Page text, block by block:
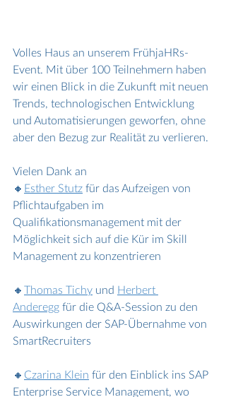
Volles Haus an unserem FrühjaHRs-
Event. Mit über 100 Teilnehmern haben
wir einen Blick in die Zukunft mit neuen
Trends, technologischen Entwicklung
und Automatisierungen geworfen, ohne
aber den Bezug zur Realität zu verlieren.
Vielen Dank an
🔸 Esther Stutz für das Aufzeigen von
Pflichtaufgaben im
Qualifikationsmanagement mit der
Möglichkeit sich auf die Kür im Skill
Management zu konzentrieren
🔸 Thomas Tichy und Herbert
Anderegg für die Q&A-Session zu den
Auswirkungen der SAP-Übernahme von
SmartRecruiters
🔸 Czarina Klein für den Einblick ins SAP
Enterprise Service Management, wo